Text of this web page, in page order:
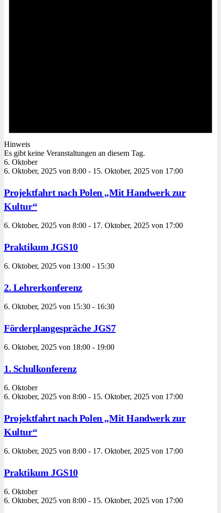
Hinweis
Es gibt keine Veranstaltungen an diesem Tag.
6. Oktober
6. Oktober, 2025 von 8:00 - 15. Oktober, 2025 von 17:00
Projektfahrt nach Polen „Mit Handwerk zur
Kultur“
6. Oktober, 2025 von 8:00 - 17. Oktober, 2025 von 17:00
Praktikum JGS10
6. Oktober, 2025 von 13:00 - 15:30
2. Lehrerkonferenz
6. Oktober, 2025 von 15:30 - 16:30
Förderplangespräche JGS7
6. Oktober, 2025 von 18:00 - 19:00
1. Schulkonferenz
6. Oktober
6. Oktober, 2025 von 8:00 - 15. Oktober, 2025 von 17:00
Projektfahrt nach Polen „Mit Handwerk zur
Kultur“
6. Oktober, 2025 von 8:00 - 17. Oktober, 2025 von 17:00
Praktikum JGS10
6. Oktober
6. Oktober, 2025 von 8:00 - 15. Oktober, 2025 von 17:00